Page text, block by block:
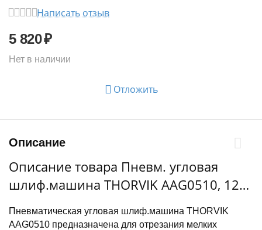
Написать отзыв
5 820₽
Нет в наличии
Отложить
Описание
Описание товара Пневм. угловая
шлиф.машина THORVIK AAG0510, 125
мм, 10000 об/мин, 6,3 Атм, 1/4", DR,
расход 169 л
Пневматическая угловая шлиф.машина THORVIK
AAG0510 предназначена для отрезания мелких